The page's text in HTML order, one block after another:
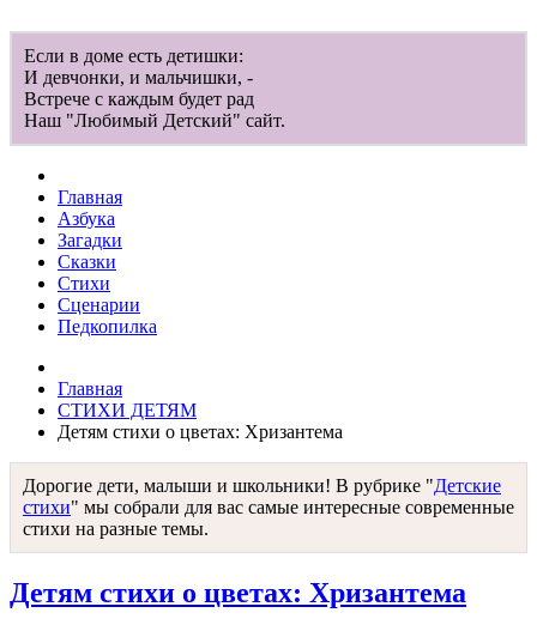
Если в доме есть детишки:
И девчонки, и мальчишки, -
Встрече с каждым будет рад
Наш "Любимый Детский" сайт.
Главная
Азбука
Загадки
Сказки
Стихи
Сценарии
Педкопилка
Главная
СТИХИ ДЕТЯМ
Детям стихи о цветах: Хризантема
Дорогие дети, малыши и школьники! В рубрике "Детские
стихи" мы собрали для вас самые интересные современные
стихи на разные темы.
Детям стихи о цветах: Хризантема